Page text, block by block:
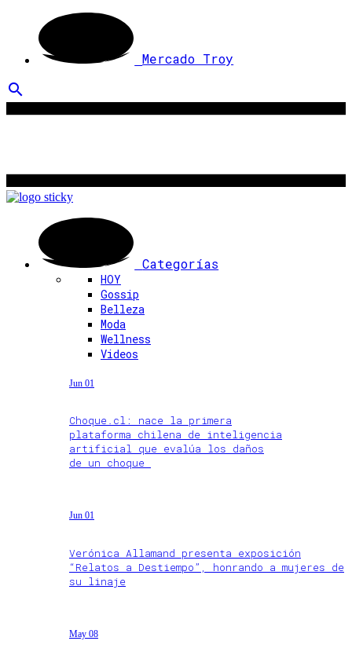
Mercado Troy
search
Categorías
HOY
Gossip
Belleza
Moda
Wellness
Videos
Jun 01
Choque.cl: nace la primera
plataforma chilena de inteligencia
artificial que evalúa los daños
de un choque
Jun 01
Verónica Allamand presenta exposición
“Relatos a Destiempo”, honrando a mujeres de
su linaje
May 08